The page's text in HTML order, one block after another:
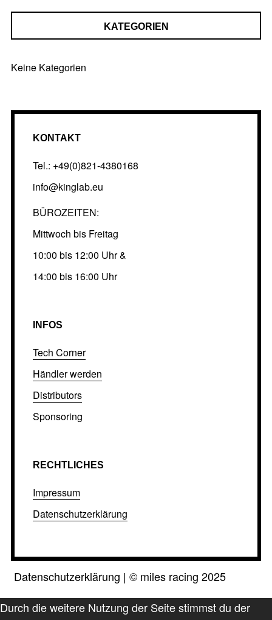
KATEGORIEN
Keine Kategorien
KONTAKT
Tel.: +49(0)821-4380168
info@kinglab.eu
BÜROZEITEN:
Mittwoch bis Freitag
10:00 bis 12:00 Uhr &
14:00 bis 16:00 Uhr
INFOS
Tech Corner
Händler werden
Distributors
Sponsoring
RECHTLICHES
Impressum
Datenschutzerklärung
Datenschutzerklärung | © miles racing 2025
Durch die weitere Nutzung der Seite stimmst du der